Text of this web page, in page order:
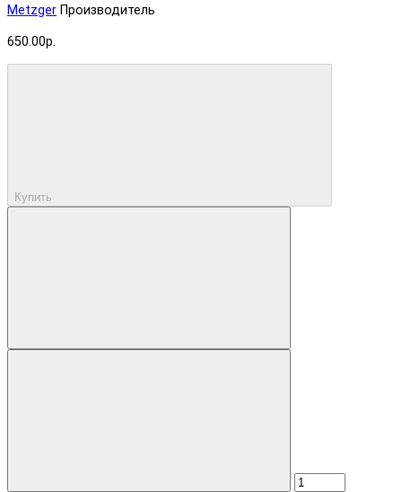
Metzger Производитель
650.00р.
Купить